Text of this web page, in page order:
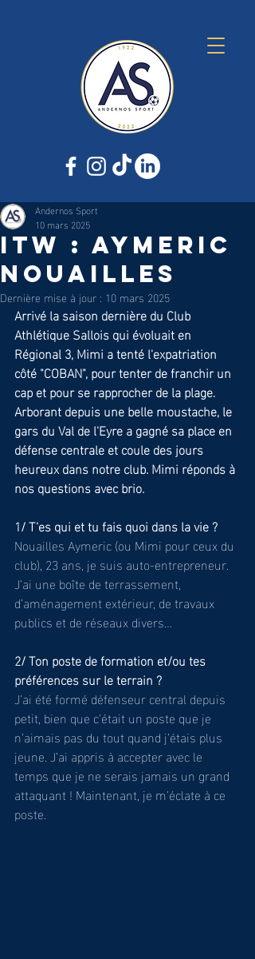
ITW : AYMERIC
NOUAILLES
Andernos Sport
10 mars 2025
Dernière mise à jour : 10 mars 2025
Arrivé la saison dernière du Club
Athlétique Sallois qui évoluait en
Régional 3, Mimi a tenté l'expatriation
côté "COBAN", pour tenter de franchir un
cap et pour se rapprocher de la plage.
Arborant depuis une belle moustache, le
gars du Val de l'Eyre a gagné sa place en
défense centrale et coule des jours
heureux dans notre club. Mimi réponds à
nos questions avec brio.
1/ T’es qui et tu fais quoi dans la vie ?
Nouailles Aymeric (ou Mimi pour ceux du
club), 23 ans, je suis auto-entrepreneur.
J’ai une boîte de terrassement,
d’aménagement extérieur, de travaux
publics et de réseaux divers…
2/ Ton poste de formation et/ou tes
préférences sur le terrain ?
J’ai été formé défenseur central depuis
petit, bien que c’était un poste que je
n’aimais pas du tout quand j’étais plus
jeune. J’ai appris à accepter avec le
temps que je ne serais jamais un grand
attaquant ! Maintenant, je m’éclate à ce
poste.